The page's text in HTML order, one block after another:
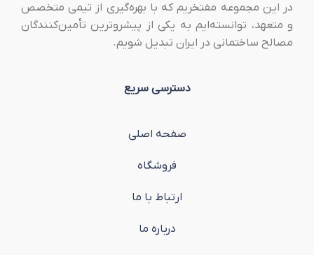
در این مجموعه مفتخریم که با بهره‌گیری از تیمی متخصص
و متعهد، توانسته‌ایم به یکی از پیشروترین تأمین‌کنندگان
مصالح ساختمانی در ایران تبدیل شویم.
دسترسی سریع
صفحه اصلی
فروشگاه
ارتباط با ما
درباره ما